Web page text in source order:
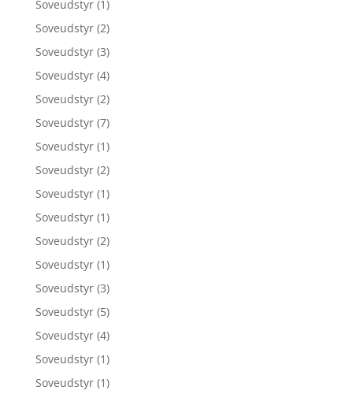
Soveudstyr (1)
Soveudstyr (2)
Soveudstyr (3)
Soveudstyr (4)
Soveudstyr (2)
Soveudstyr (7)
Soveudstyr (1)
Soveudstyr (2)
Soveudstyr (1)
Soveudstyr (1)
Soveudstyr (2)
Soveudstyr (1)
Soveudstyr (3)
Soveudstyr (5)
Soveudstyr (4)
Soveudstyr (1)
Soveudstyr (1)